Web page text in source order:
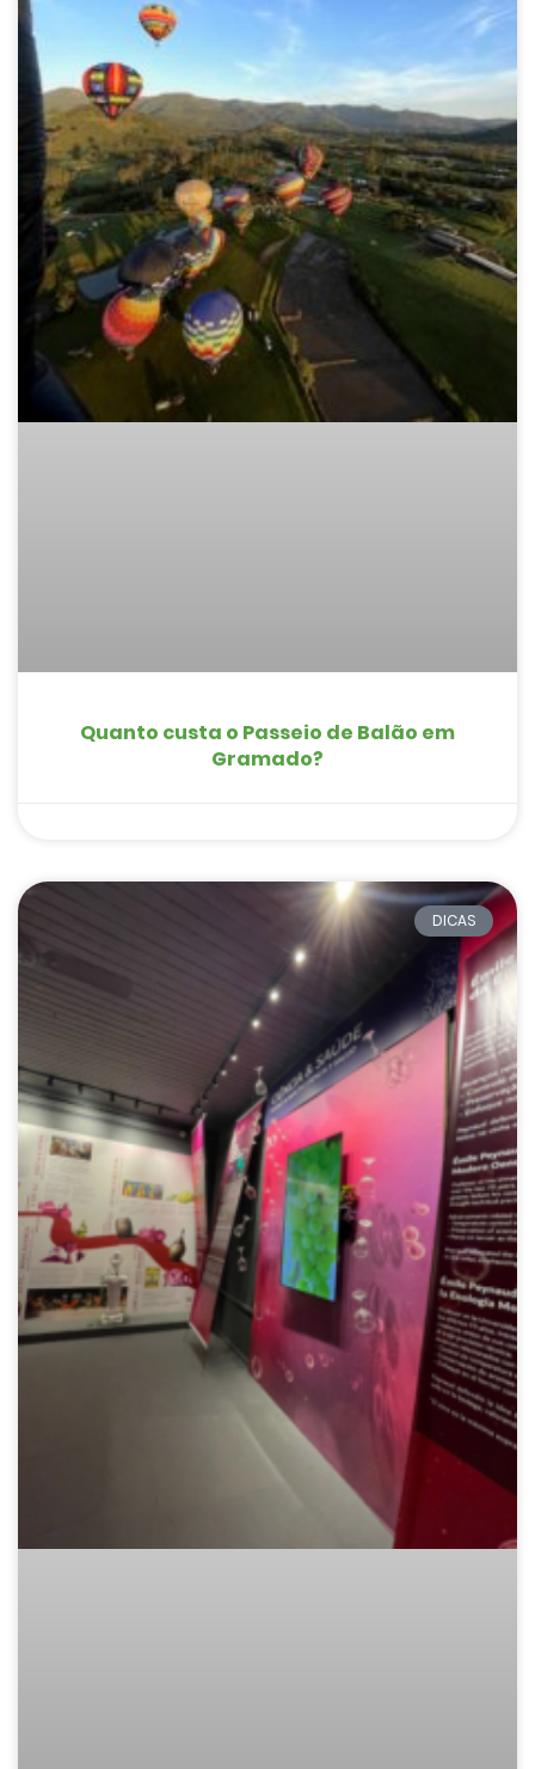
Quanto custa o Passeio de Balão em
Gramado?
DICAS